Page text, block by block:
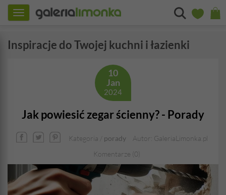
Toggle
navigation
Inspiracje do Twojej kuchni i łazienki
10
Jan
2024
Jak powiesić zegar ścienny? - Porady
Kategoria / porady
Autor: GaleriaLimonka.pl
Komentarze (0)